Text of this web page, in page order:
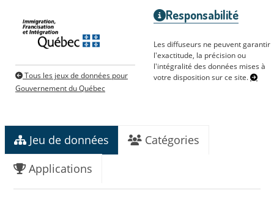
Tous les jeux de données pour
Gouvernement du Québec
Responsabilité
Les diffuseurs ne peuvent garantir
l'exactitude, la précision ou
l'intégralité des données mises à
votre disposition sur ce site.
Jeu de données
Catégories
Applications